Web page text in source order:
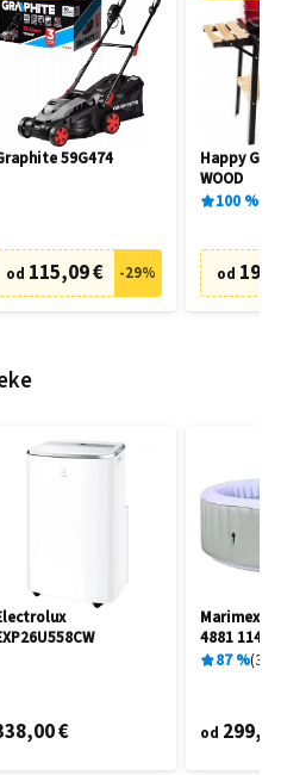
59G474
od 115,09 € -29%
Happy
WOOD
100%
od
€
Marimex
4881
87% 3
od